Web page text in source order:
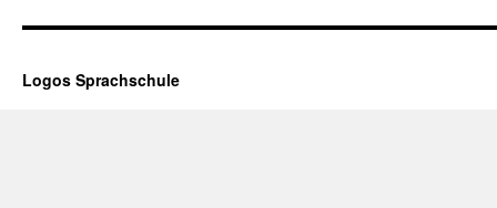
Logos Sprachschule